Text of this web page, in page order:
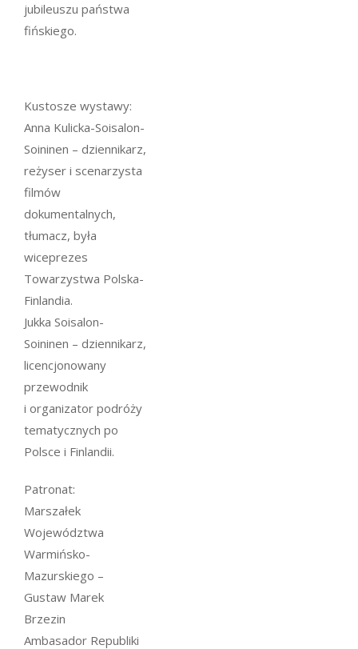
jubileuszu państwa
fińskiego.
Kustosze wystawy:
Anna Kulicka-Soisalon-
Soininen – dziennikarz,
reżyser i scenarzysta
filmów
dokumentalnych,
tłumacz, była
wiceprezes
Towarzystwa Polska-
Finlandia.
Jukka Soisalon-
Soininen – dziennikarz,
licencjonowany
przewodnik
i organizator podróży
tematycznych po
Polsce i Finlandii.
Patronat:
Marszałek
Województwa
Warmińsko-
Mazurskiego –
Gustaw Marek
Brzezin
Ambasador Republiki